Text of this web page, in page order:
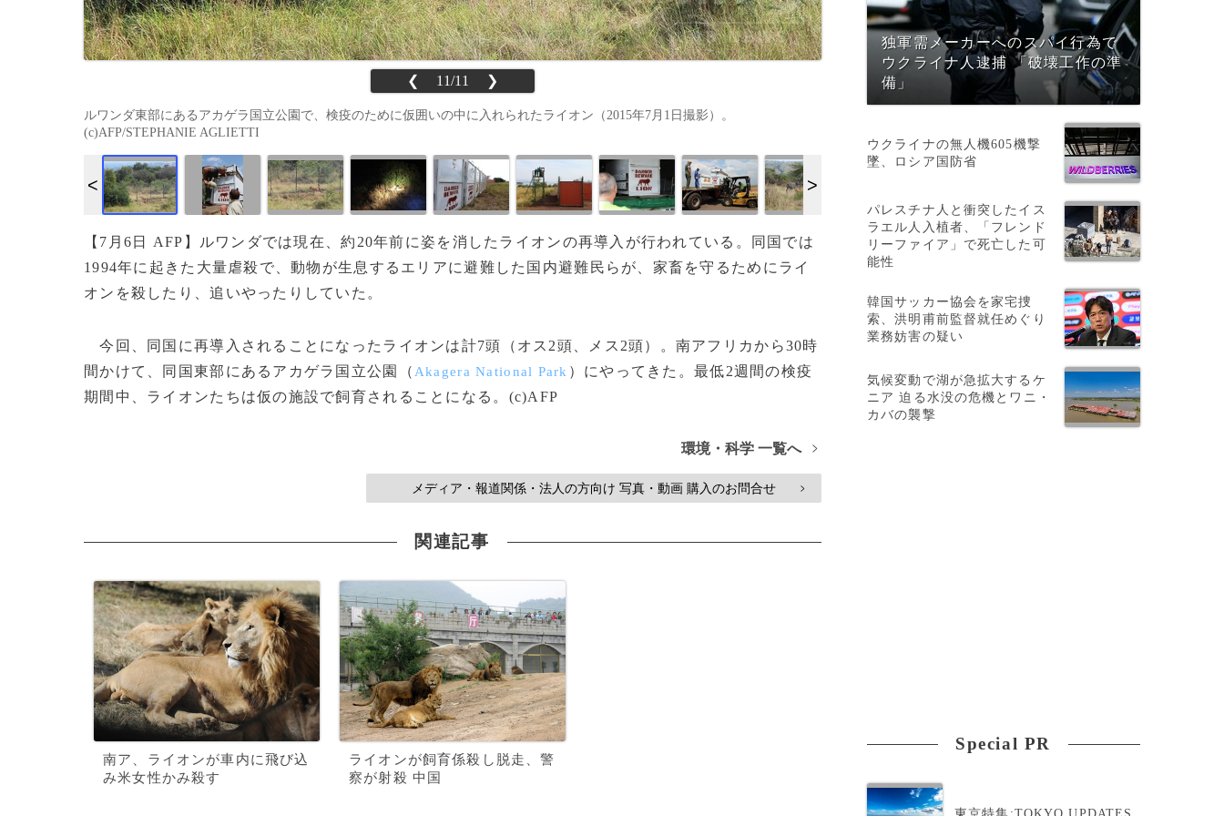
❮ 11/11 ❯
ルワンダ東部にあるアカゲラ国立公園で、検疫のために仮囲いの中に入れられたライオン（2015年7月1日撮影）。
(c)AFP/STEPHANIE AGLIETTI
【7月6日 AFP】ルワンダでは現在、約20年前に姿を消したライオンの再導入が行われている。同国では
1994年に起きた大量虐殺で、動物が生息するエリアに避難した国内避難民らが、家畜を守るためにライ
オンを殺したり、追いやったりしていた。
今回、同国に再導入されることになったライオンは計7頭（オス2頭、メス2頭）。南アフリカから30時
間かけて、同国東部にあるアカゲラ国立公園（ Akagera National Park ）にやってきた。最低2週間の検疫
期間中、ライオンたちは仮の施設で飼育されることになる。(c)AFP
環境・科学 一覧へ >
メディア・報道関係・法人の方向け 写真・動画 購入のお問合せ >
関連記事
南ア、ライオンが車内に飛び込
み米女性かみ殺す
ライオンが飼育係殺し脱走、警
察が射殺 中国
独軍需メーカーへのスパイ行為で
ウクライナ人逮捕 「破壊工作の準
備」
ウクライナの無人機605機撃
墜、ロシア国防省
パレスチナ人と衝突したイス
ラエル人入植者、「フレンド
リーファイア」で死亡した可
能性
韓国サッカー協会を家宅捜
索、洪明甫前監督就任めぐり
業務妨害の疑い
気候変動で湖が急拡大するケ
ニア 迫る水没の危機とワニ・
カバの襲撃
Special PR
東京特集:TOKYO UPDATES